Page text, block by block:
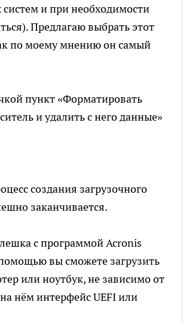
и при необходимости
Предлагаю выбрать этот
по моему мнению он самый
пункт «Форматировать
и удалить с него данные»
создания загрузочного
заканчивается.
с программой Acronis
вы сможете загрузить
или ноутбук, не зависимо от
нём интерфейс UEFI или